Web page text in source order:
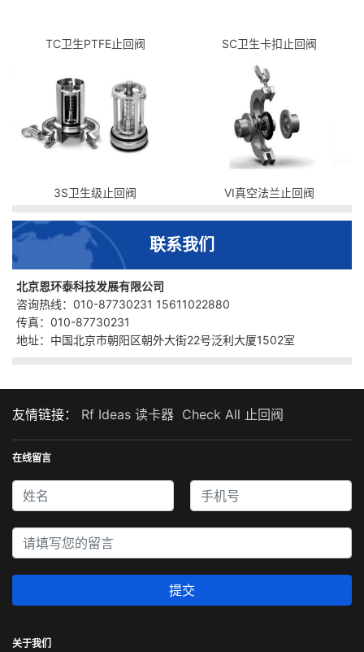
TC卫生PTFE止回阀 SC卫生卡扣止回阀
3S卫生级止回阀 VI真空法兰止回阀
联系我们
北京恩环泰科技发展有限公司
咨询热线：010-87730231 15611022880
传真：010-87730231
地址：中国北京市朝阳区朝外大街22号泛利大厦1502室
友情链接： Rf Ideas 读卡器 Check All 止回阀
在线留言
提交
关于我们